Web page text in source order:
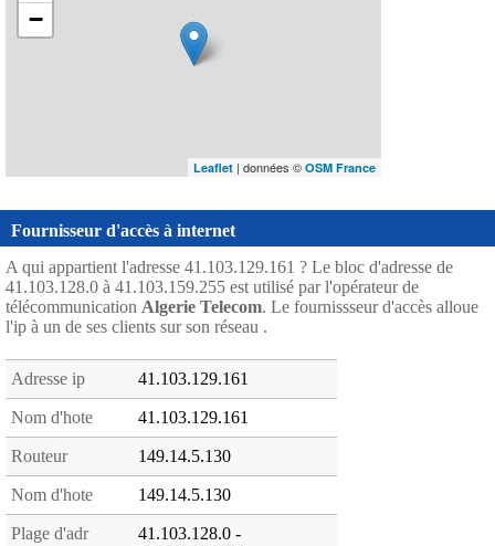
−
Leaflet | données © OSM France
Fournisseur d'accès à internet
A qui appartient l'adresse 41.103.129.161 ? Le bloc d'adresse de
41.103.128.0 à 41.103.159.255 est utilisé par l'opérateur de
télécommunication Algerie Telecom. Le fournissseur d'accès alloue
l'ip à un de ses clients sur son réseau .
Adresse ip 41.103.129.161
Nom d'hote 41.103.129.161
Routeur 149.14.5.130
Nom d'hote 149.14.5.130
Plage d'adr
41.103.128.0 -